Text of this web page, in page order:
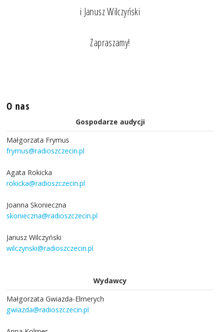
i Janusz Wilczyński
Zapraszamy!
O nas
Gospodarze audycji
Małgorzata Frymus
frymus@radioszczecin.pl
Agata Rokicka
rokicka@radioszczecin.pl
Joanna Skonieczna
skonieczna@radioszczecin.pl
Janusz Wilczyński
wilczynski@radioszczecin.pl
Wydawcy
Małgorzata Gwiazda-Elmerych
gwiazda@radioszczecin.pl